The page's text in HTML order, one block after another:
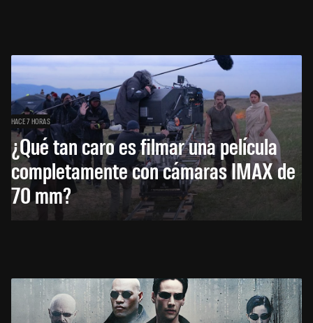
HACE 7 HORAS
¿Qué tan caro es filmar una película
completamente con cámaras IMAX de
70 mm?